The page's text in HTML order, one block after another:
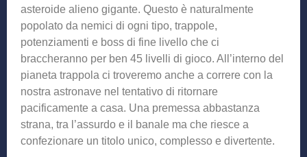
asteroide alieno gigante. Questo è naturalmente
popolato da nemici di ogni tipo, trappole,
potenziamenti e boss di fine livello che ci
braccheranno per ben 45 livelli di gioco. All’interno del
pianeta trappola ci troveremo anche a correre con la
nostra astronave nel tentativo di ritornare
pacificamente a casa. Una premessa abbastanza
strana, tra l’assurdo e il banale ma che riesce a
confezionare un titolo unico, complesso e divertente.